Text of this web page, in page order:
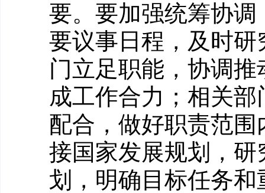
要。要加强统筹协
要议事日程，及时
门立足职能，协调
成工作合力；相关
配合，做好职责范
接国家发展规划，
划，明确目标任务